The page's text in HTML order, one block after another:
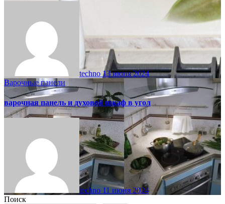
techno 13 июня 2024
Варочные панели
варочная панель и духовой шкаф в угол
techno 11 июня 2024
Поиск